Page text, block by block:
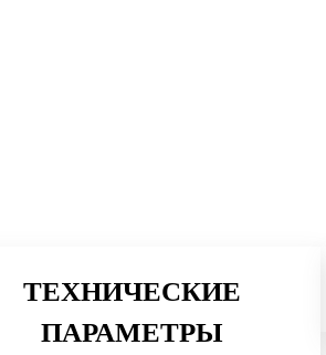
ТЕХНИЧЕСКИЕ
ПАРАМЕТРЫ